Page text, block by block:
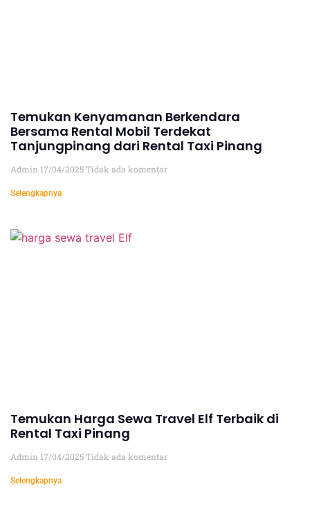
Temukan Kenyamanan Berkendara
Bersama Rental Mobil Terdekat
Tanjungpinang dari Rental Taxi Pinang
Admin 17/04/2025Tidak ada komentar
Selengkapnya
Temukan Harga Sewa Travel Elf Terbaik di
Rental Taxi Pinang
Admin 17/04/2025Tidak ada komentar
Selengkapnya